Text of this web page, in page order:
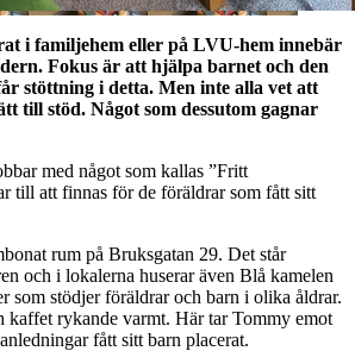
i familjehem eller på LVU-hem innebär
Fokus är att hjälpa barnet och den
stöttning i detta. Men inte alla vet att
till stöd. Något som dessutom gagnar
med något som kallas ”Fritt
till att finnas för de föräldrar som fått sitt
rum på Bruksgatan 29. Det står
och i lokalerna huserar även Blå kamelen
som stödjer föräldrar och barn i olika åldrar.
kaffet rykande varmt. Här tar Tommy emot
fått sitt barn placerat.